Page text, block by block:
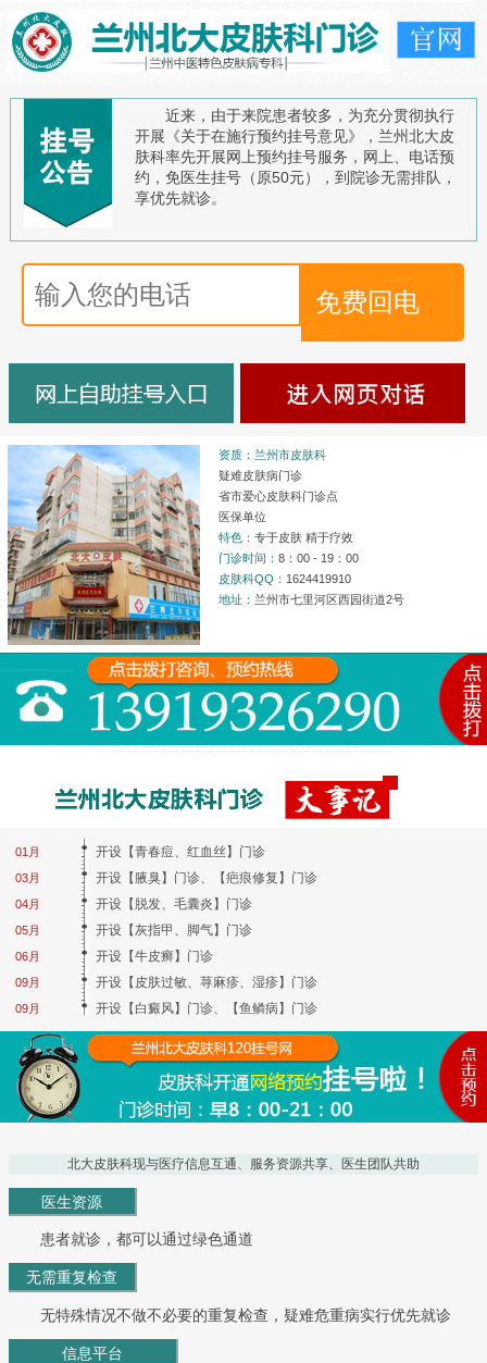
近来，由于来院患者较多，为充分贯彻执行
开展《关于在施行预约挂号意见》，兰州北大皮
肤科率先开展网上预约挂号服务，网上、电话预
约，免医生挂号（原50元），到院诊无需排队，
享优先就诊。
资质：兰州市皮肤科
疑难皮肤病门诊
省市爱心皮肤科门诊点
医保单位
特色：专于皮肤 精于疗效
门诊时间：8：00 - 19：00
皮肤科QQ： 1624419910
地址： 兰州市七里河区西园街道2号
01月
03月
04月
05月
06月
09月
09月
开设【青春痘、红血丝】门诊
开设【腋臭】门诊、【疤痕修复】门诊
开设【脱发、毛囊炎】门诊
开设【灰指甲、脚气】门诊
开设【牛皮癣】门诊
开设【皮肤过敏、荨麻疹、湿疹】门诊
开设【白癜风】门诊、【鱼鳞病】门诊
北大皮肤科现与医疗信息互通、服务资源共享、医生团队共助
医生资源
患者就诊，都可以通过绿色通道
无需重复检查
无特殊情况不做不必要的重复检查，疑难危重病实行优先就诊
信息平台